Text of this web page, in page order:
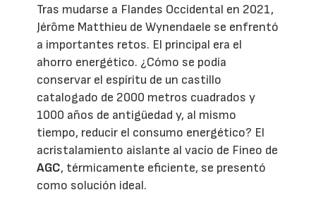
Tras mudarse a Flandes Occidental en 2021,
Jérôme Matthieu de Wynendaele se enfrentó
a importantes retos. El principal era el
ahorro energético. ¿Cómo se podía
conservar el espíritu de un castillo
catalogado de 2000 metros cuadrados y
1000 años de antigüedad y, al mismo
tiempo, reducir el consumo energético? El
acristalamiento aislante al vacío de Fineo de
AGC, térmicamente eficiente, se presentó
como solución ideal.